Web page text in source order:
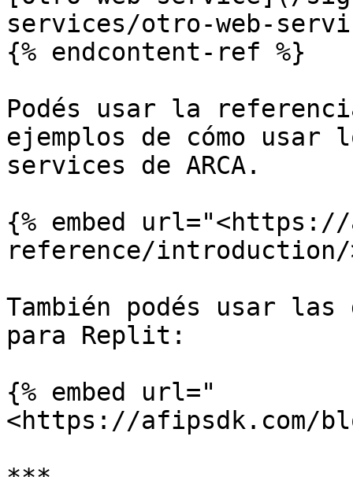
services/otro-web-
{% endcontent-ref %}
Podés usar la
ejemplos de cómo usar
services de ARCA.
{% embed
reference/introduction/
También podés usar
para Replit:
{% embed url="
<https://afipsdk.com/